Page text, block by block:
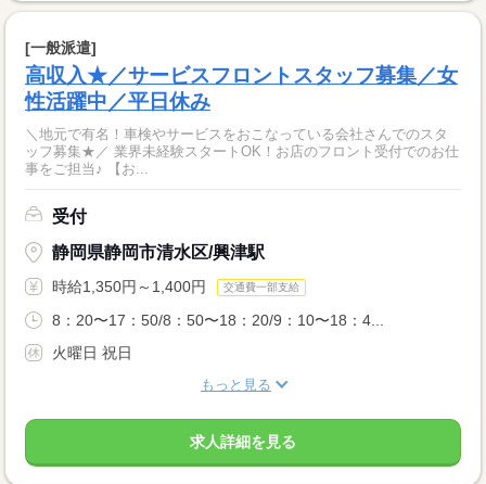
[一般派遣]
高収入★／サービスフロントスタッフ募集／女
性活躍中／平日休み
＼地元で有名！車検やサービスをおこなっている会社さんでのスタ
ッフ募集★／ 業界未経験スタートOK！お店のフロント受付でのお仕
事をご担当♪ 【お...
受付
静岡県静岡市清水区/興津駅
時給1,350円～1,400円 交通費一部支給
8：20〜17：50/8：50〜18：20/9：10〜18：4...
火曜日 祝日
もっと見る
求人詳細を見る